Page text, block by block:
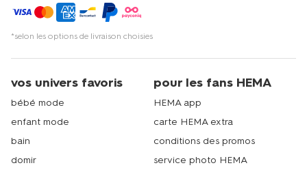
*selon les options de livraison choisies
vos univers favoris
bébé mode
enfant mode
bain
domir
pour les fans HEMA
HEMA app
carte HEMA extra
conditions des promos
service photo HEMA